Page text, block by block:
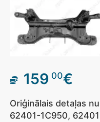
159 00€
Oriģinālais detaļas
62401-1C950,